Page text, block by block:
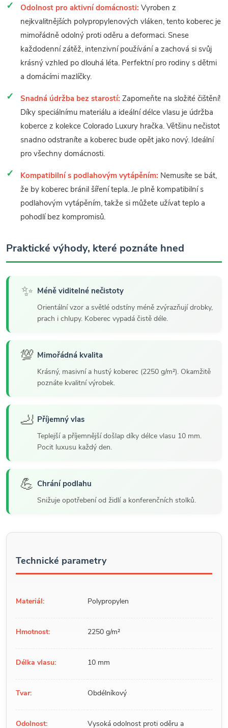
Odolnost pro aktivní domácnosti: Vyroben z
nejkvalitnějších polypropylenových vláken, tento koberec je
mimořádně odolný proti oděru a deformaci. Snese
každodenní zátěž, intenzivní používání a zachová si svůj
krásný vzhled po dlouhá léta. Perfektní pro rodiny s dětmi
a domácími mazlíčky.
Snadná údržba bez starostí: Zapomeňte na složité čištění!
Díky speciálnímu materiálu a ideální délce vlasu je údržba
koberce z kolekce Colorado Luxury hračka. Většinu nečistot
snadno odstraníte a koberec bude opět jako nový. Ideální
pro všechny domácnosti.
Kompatibilní s podlahovým vytápěním: Nemusíte se bát,
že by koberec bránil šíření tepla. Je plně kompatibilní s
podlahovým vytápěním, takže si můžete užívat teplo a
pohodlí bez kompromisů.
Praktické výhody, které poznáte hned
✨ Méně viditelné nečistoty
Orientální vzor a světlé odstíny méně zvýrazňují drobky,
prach i chlupy. Koberec vypadá čistě déle.
💯 Mimořádná kvalita
Krásný, masivní a hustý koberec (2250 g/m²). Okamžitě
poznáte kvalitní výrobek.
🦶 Příjemný vlas
Teplejší a příjemnější došlap díky délce vlasu 10 mm.
Pocit luxusu každý den.
💪 Chrání podlahu
Snižuje opotřebení od židlí a konferenčních stolků.
Technické parametry
Materiál: Polypropylen
Hmotnost: 2250 g/m²
Délka vlasu: 10 mm
Tvar: Obdélníkový
Odolnost: Vysoká odolnost proti oděru a